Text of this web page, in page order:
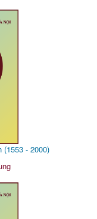
- 2000)